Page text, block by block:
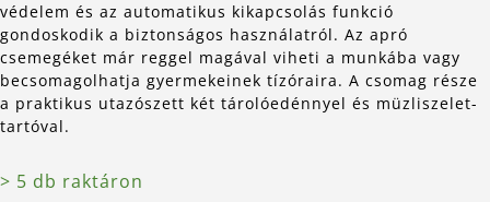
védelem és az automatikus kikapcsolás funkció
gondoskodik a biztonságos használatról. Az apró
csemegéket már reggel magával viheti a munkába vagy
becsomagolhatja gyermekeinek tízóraira. A csomag része
a praktikus utazószett két tárolóedénnyel és müzliszelet-
tartóval.
> 5 db raktáron